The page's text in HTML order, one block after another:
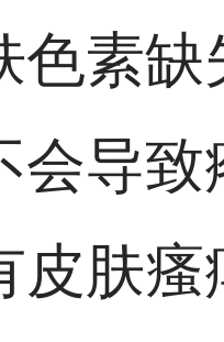
素缺
导致
皮肤瘙